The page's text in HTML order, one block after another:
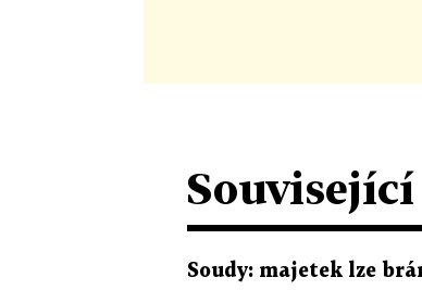
Soudy: majetek lze